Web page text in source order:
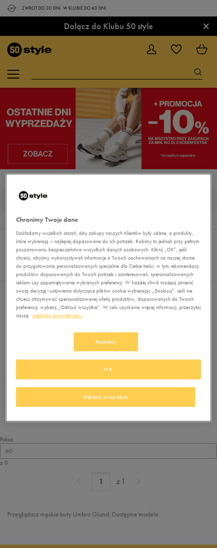
ZWROT DO 30 DNI. W KLUBIE DO 60 DNI.
Dołącz do Klubu 50 style ×
0
Wyników
Sortuj:
REKOMENDOWANE
FILTRUJ
Pokaż
60
z 0
Nie wybrano filtrów
Brak produktów do wyświetlenia
usuń wybrane filtry
Pokaż
60
z 0
z 1
Przeglądasz męskie buty Umbro Gland. Dostępne modele:
Chronimy Twoje dane
Dokładamy wszelkich starań, aby zakupy naszych Klientów były udane, a produkty,
które wybierają – najlepiej dopasowane do ich potrzeb. Robimy to jednak przy pełnym
poszanowaniu bezpieczeństwa wszystkich danych osobowych. Kliknij „OK”, jeśli
chcesz, abyśmy wykorzystywali informacje o Twoich zachowaniach na naszej stronie
do przygotowania personalizowanych specjalnie dla Ciebie treści, w tym rekomendacji
produktów dopasowanych do Twoich potrzeb i zainteresowań, spersonalizowanych
reklam czy zapamiętywanie wybranych preferencji. W każdej chwili możesz zmienić
swoją decyzję i ustawienia dotyczące plików cookie wybierając „Dostosuj”. Jeśli nie
chcesz otrzymywać spersonalizowanej oferty produktów, dopasowanych do Twoich
preferencji, wybierz „Odrzuć wszystkie”. W celu uzyskania więcej informacji, przeczytaj
naszą
politykę prywatności.
Dostosuj
Odrzuć wszystkie
OK